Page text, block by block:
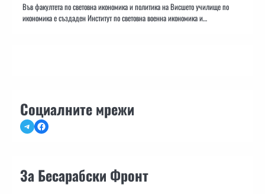
Във факултета по световна икономика и политика на Висшето училище по
икономика е създаден Институт по световна военна икономика и…
Социалните мрежи
TelegramFacebook
За Бесарабски Фронт